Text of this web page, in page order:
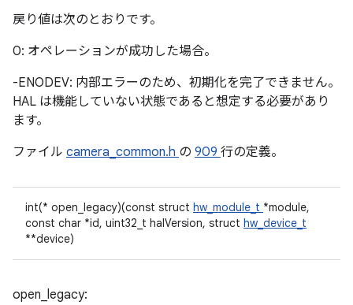
戻り値は次のとおりです。
0: オペレーションが成功した場合。
-ENODEV: 内部エラーのため、初期化を完了できません。
HAL は機能していない状態であると想定する必要があり
ます。
ファイル camera_common.h の 909 行の定義。
int(* open_legacy)(const struct hw_module_t *module,
const char *id, uint32_t halVersion, struct hw_device_t
**device)
open_legacy: